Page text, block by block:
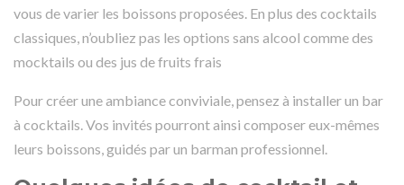
vous de varier les boissons proposées. En plus des cocktails
classiques, n’oubliez pas les options sans alcool comme des
mocktails ou des jus de fruits frais
Pour créer une ambiance conviviale, pensez à installer un bar
à cocktails. Vos invités pourront ainsi composer eux-mêmes
leurs boissons, guidés par un barman professionnel.